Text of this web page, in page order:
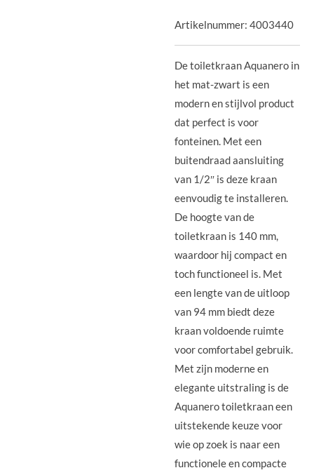
Artikelnummer: 4003440
De toiletkraan Aquanero in
het mat-zwart is een
modern en stijlvol product
dat perfect is voor
fonteinen. Met een
buitendraad aansluiting
van 1/2″ is deze kraan
eenvoudig te installeren.
De hoogte van de
toiletkraan is 140 mm,
waardoor hij compact en
toch functioneel is. Met
een lengte van de uitloop
van 94 mm biedt deze
kraan voldoende ruimte
voor comfortabel gebruik.
Met zijn moderne en
elegante uitstraling is de
Aquanero toiletkraan een
uitstekende keuze voor
wie op zoek is naar een
functionele en compacte